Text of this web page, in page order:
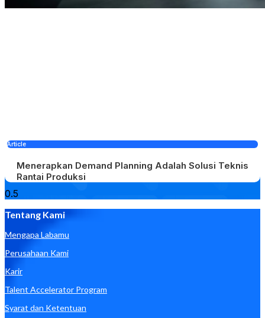
Article
Menerapkan Demand Planning Adalah Solusi Teknis
Rantai Produksi
Tentang Kami
Mengapa Labamu
Perusahaan Kami
Karir
Talent Accelerator Program
Syarat dan Ketentuan